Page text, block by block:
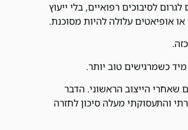
לסיבוכים רפואיים, בלי ייעוץ
כשמרגישים טוב יותר.
הייצוב הראשוני. הדבר
והתעסוקתי מעלה סיכון לחזרה